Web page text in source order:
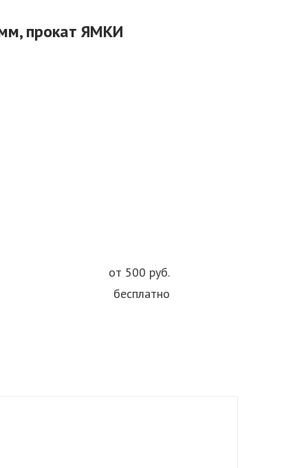
прокат ЯМКИ
от 500 руб.
бесплатно